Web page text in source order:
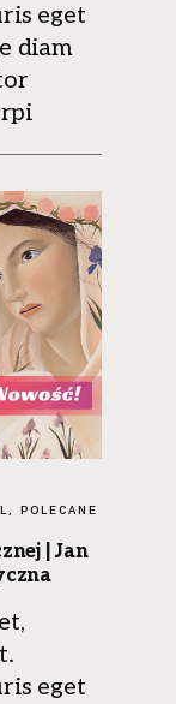
eget
diam
POLECANE
| Jan
eget